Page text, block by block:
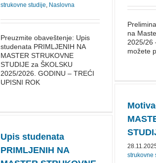
strukovne studije, Naslovna
Preuzmite obaveštenje: Upis
studenata PRIMLJENIH NA
MASTER STRUKOVNE
STUDIJE za ŠKOLSKU
2025/2026. GODINU – TREĆI
UPISNI ROK
na
2025/26
možete
strukovne
Upis studenata
PRIMLJENIH NA